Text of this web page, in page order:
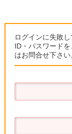
ログインに失敗
ID・パスワード
はお問合せ下さい